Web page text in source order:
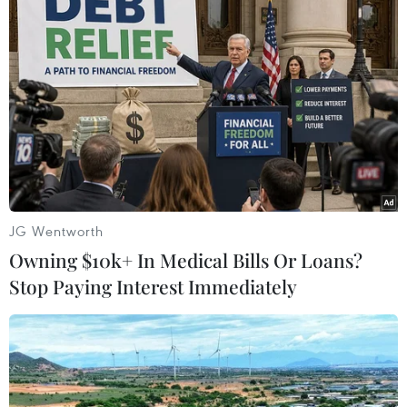
Đề cập Tập đoàn có 880 nhân viên ở Việt Nam,
ông Albert mong muốn tiếp tục hỗ trợ Việt Nam
trong công cuộc chuyển đổi số, nhất là các
doanh nghiệp vừa và nhỏ và các doanh nghiệp
du lịch. Từ thành công khởi nghiệp của Tập
đoàn, Traveloka mong muốn truyền cảm hứng
và hỗ trợ cho các bạn trẻ Việt Nam./.
(TTXVN/Vietnam+)
JG Wentworth
Owning $10k+ In Medical Bills Or Loans?
Stop Paying Interest Immediately